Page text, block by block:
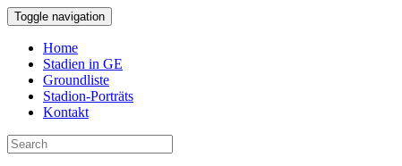
Toggle navigation
Home
Stadien in GE
Groundliste
Stadion-Porträts
Kontakt
Search
for: